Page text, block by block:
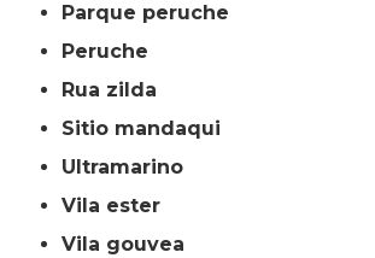
parque peruche
peruche
rua zilda
sitio mandaqui
ultramarino
vila ester
vila gouvea